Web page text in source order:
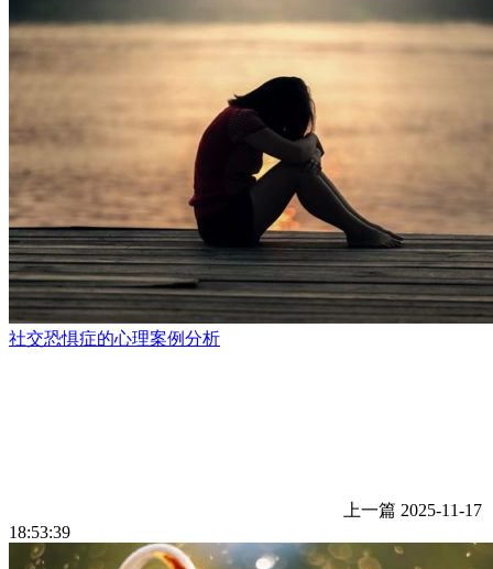
社交恐惧症的心理案例分析
上一篇 2025-11-17
18:53:39